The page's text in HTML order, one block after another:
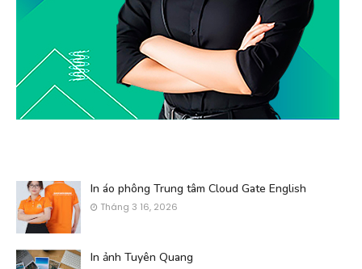
In áo phông Trung tâm Cloud Gate English
Tháng 3 16, 2026
In ảnh Tuyên Quang